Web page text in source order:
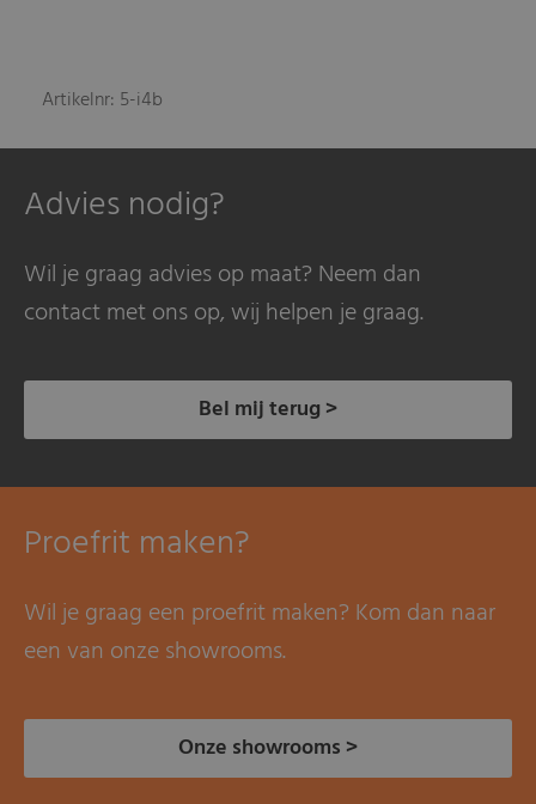
Artikelnr: 5-i4b
Advies nodig?
Wil je graag advies op maat? Neem dan
contact met ons op, wij helpen je graag.
Bel mij terug >
Proefrit maken?
Wil je graag een proefrit maken? Kom dan naar
een van onze showrooms.
Onze showrooms >